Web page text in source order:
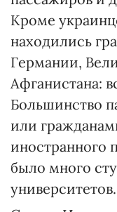
Кроме
находились
Германии,
Афганистана:
Большинство
или
иностранного
было много
университетов.